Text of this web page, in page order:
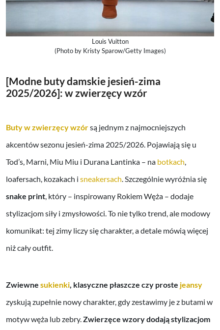
Louis Vuitton
(Photo by Kristy Sparow/Getty Images)
[Modne buty damskie jesień-zima
2025/2026]: w zwierzęcy wzór
Buty w zwierzęcy wzórsą jednym z najmocniejszych
akcentów sezonu jesień-zima 2025/2026. Pojawiają się u
Tod’s, Marni, Miu Miu i Durana Lantinka – na botkach,
loafersach, kozakach i sneakersach. Szczególnie wyróżnia się
snake print, który – inspirowany Rokiem Węża – dodaje
stylizacjom siły i zmysłowości. To nie tylko trend, ale modowy
komunikat: tej zimy liczy się charakter, a detale mówią więcej
niż cały outfit.
Zwiewne sukienki, klasyczne płaszcze czy proste jeansy
zyskują zupełnie nowy charakter, gdy zestawimy je z butami w
motyw węża lub zebry.Zwierzęce wzory dodają stylizacjom